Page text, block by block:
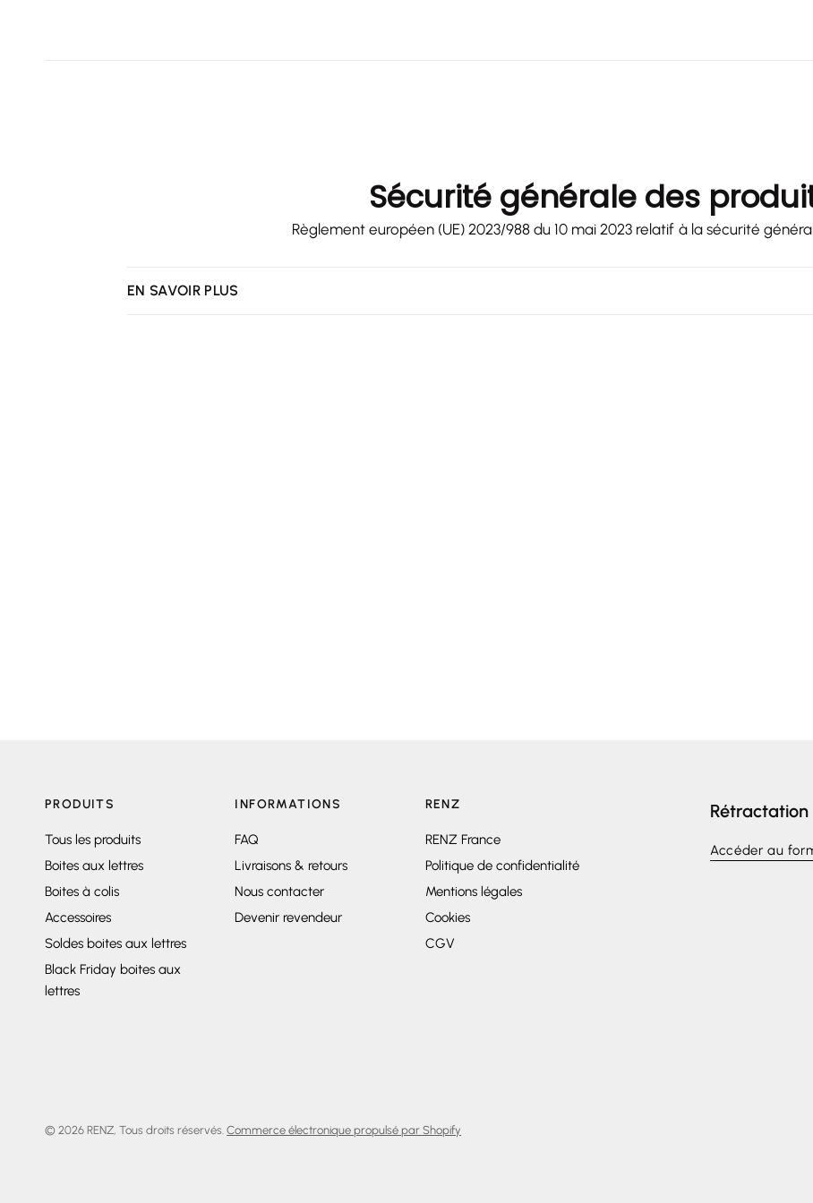
Sécurité générale des
Règlement européen (UE) 2023/988 du 10 mai 2023 relatif à la sécurité
EN SAVOIR PLUS
PRODUITS
Tous les produits
Boites aux lettres
Boites à colis
Accessoires
Soldes boites aux lettres
Black Friday boites aux
lettres
INFORMATIONS
FAQ
Livraisons & retours
Nous contacter
Devenir revendeur
RENZ
RENZ France
Politique de confidentialité
Mentions légales
Cookies
CGV
Rétractation
Accéder au
© 2026 RENZ, Tous droits réservés.Commerce électronique propulsé par Shopify